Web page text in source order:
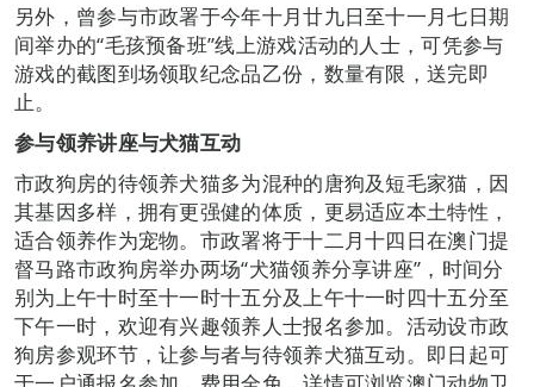
另外，曾参与市政署于今年十月廿九日至十一月七日期
间举办的“毛孩预备班”线上游戏活动的人士，可凭参与
游戏的截图到场领取纪念品乙份，数量有限，送完即
止。
参与领养讲座与犬猫互动
市政狗房的待领养犬猫多为混种的唐狗及短毛家猫，因
其基因多样，拥有更强健的体质，更易适应本土特性，
适合领养作为宠物。市政署将于十二月十四日在澳门提
督马路市政狗房举办两场“犬猫领养分享讲座”，时间分
别为上午十时至十一时十五分及上午十一时四十五分至
下午一时，欢迎有兴趣领养人士报名参加。活动设市政
狗房参观环节，让参与者与待领养犬猫互动。即日起可